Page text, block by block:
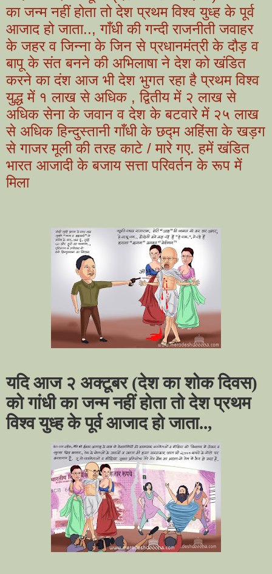
का जन्म नहीं होता तो देश प्रथम विश्व युध्ह के पूर्व
आजाद हो जाता.., गाँधी की गन्दी राजनीती जवाहर
के जहर व जिन्ना के जिन से प्रधानमंत्री के दौड़ व
बापू के संत बनने की अभिलाषा ने देश को खंडित
करने का दंश आज भी देश भुगत रहा है प्रथम विश्व
युद्ध में १ लाख से अधिक , द्वितीय में २ लाख से
अधिक सेना के जवान व देश के बटवारे में २५ लाख
से अधिक हिन्दुस्तानी गाँधी के छद्म अहिंसा के खड़ग
से गाजर मूली की तरह काटे / मारे गए. हमें खंडित
भारत आजादी के बजाय सत्ता परिवर्तन के रूप में
मिला
यदि आज २ अक्टूबर (देश का शोक दिवस)
को गांधी का जन्म नहीं होता तो देश प्रथम
विश्व युध्ह के पूर्व आजाद हो जाता..,